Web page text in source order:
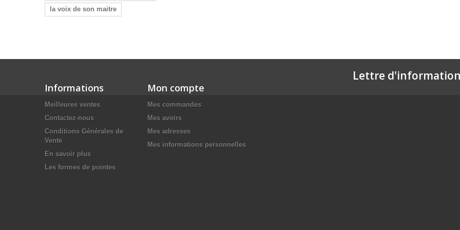
la voix de son maitre
Informations
Meilleures ventes
Contactez-nous
Conditions Générales de
Vente
En savoir plus
Les formes de pointes
Mon compte
Mes commandes
Mes avoirs
Mes adresses
Mes informations personnelles
Lettre